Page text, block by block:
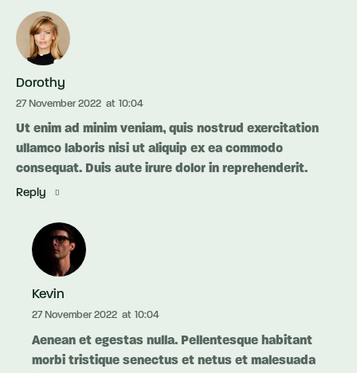
Dorothy
27 November 2022 at 10:04
Ut enim ad minim veniam, quis nostrud exercitation
ullamco laboris nisi ut aliquip ex ea commodo
consequat. Duis aute irure dolor in reprehenderit.
Reply
Kevin
27 November 2022 at 10:04
Aenean et egestas nulla. Pellentesque habitant
morbi tristique senectus et netus et malesuada